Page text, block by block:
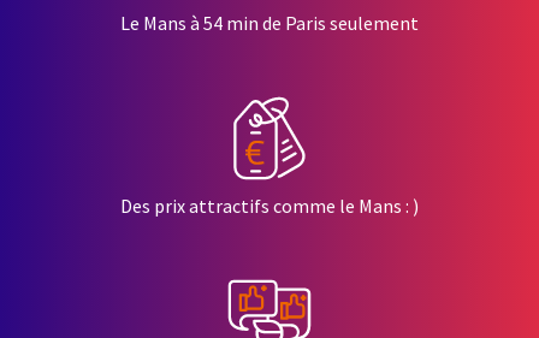
Le Mans à 54 min de Paris seulement
Des prix attractifs comme le Mans : )